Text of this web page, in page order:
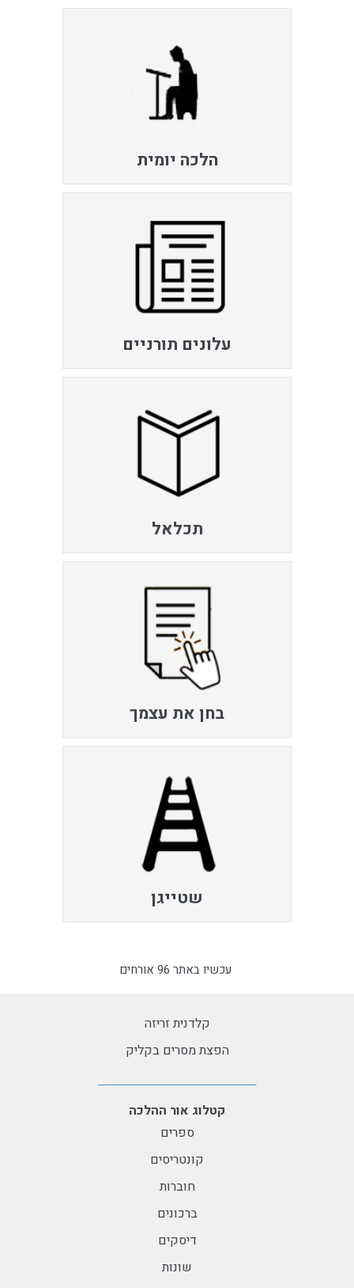
הלכה יומית
עלונים תורניים
תכלאל
בחן את עצמך
שטייגן
עכשיו באתר 96 אורחים
קלדנית זריזה
הפצת מסרים בקליק
קטלוג אור ההלכה
ספרים
קונטריסים
חוברות
ברכונים
דיסקים
שונות